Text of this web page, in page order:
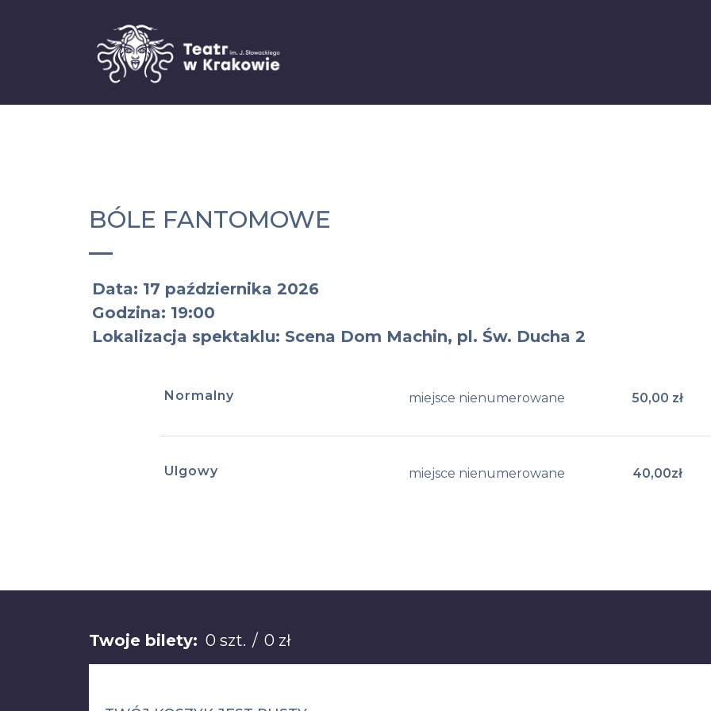
BÓLE FANTOMOWE
Data: 17 października 2026
Godzina: 19:00
Lokalizacja spektaklu: Scena Dom Machin, pl. Św. Ducha 2
Normalny Typ miejsca:
miejsce nienumerowane
Cena
50,00 zł
Ulgowy miejsce nienumerowane
Cena
40,00zł
Twoje bilety: 0 szt. / 0 zł
Łącznie: 0 sztuk 0 zł